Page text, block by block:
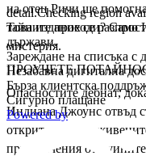
на отец Ричи ще
тайните проходи? Само
мистерия.
ПРОУЧЕТЕ
Опасностите дебнат,
Индиана Джоунс отвъд
открита зона в
приключения от
detail.Checking region
Това издание се
държави.
Зареждане на списъка с
Незабавна дигитална
Бърза клиентска
Сигурно плащане
Powered by